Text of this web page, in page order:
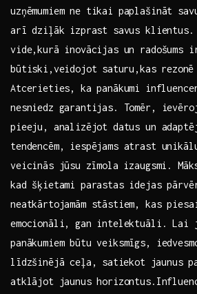
uzņēmumiem ne tikai paplašināt
arī dziļāk izprast savus klientus.
vide,kurā inovācijas un radošums
būtiski,veidojot ⁢saturu,kas⁣
Atcerieties, ka panākumi
nesniedz garantijas. Tomēr,
pieeju, analizējot datus un
tendencēm, iespējams atrast
veicinās jūsu⁣ zīmola ‌izaugsmi.‍
kad šķietami parastas idejas
neatkārtojamām stāstiem, kas
emocionāli, gan intelektuāli. Lai
panākumiem‍ būtu veiksmīgs,‍
līdzšinējā ceļa,⁢ satiekot ⁢jaunus
atklājot jaunus